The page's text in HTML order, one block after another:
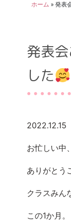
ホーム » 発表
発表
した
2022.12.15
お忙しい中
ありがとう
クラスみん
この1か月。